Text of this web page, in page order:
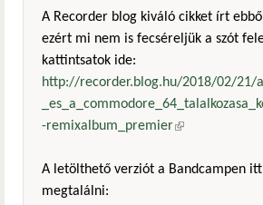
A Recorder blog kiváló cikket írt
ezért mi nem is fecséreljük a szót
kattintsatok ide:
http://recorder.blog.hu/2018/02/21/
-remixalbum_premier(külső
A letölthető verziót a Bandcampen
megtalálni: